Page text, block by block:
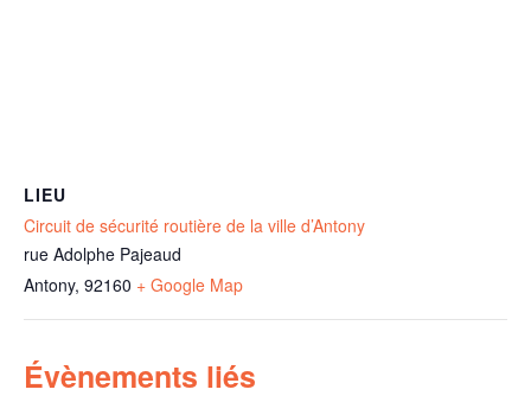
LIEU
Circuit de sécurité routière de la ville d’Antony
rue Adolphe Pajeaud
Antony, 92160 + Google Map
Évènements liés